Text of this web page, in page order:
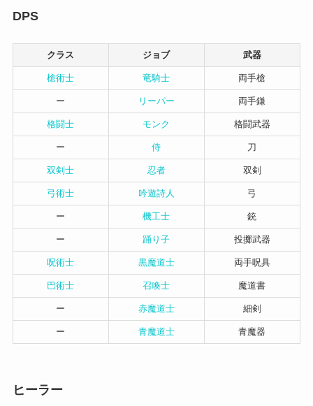
DPS
クラス ジョブ 武器
槍術士 竜騎士 両手槍
ー リーパー 両手鎌
格闘士 モンク 格闘武器
ー 侍 刀
双剣士 忍者 双剣
弓術士 吟遊詩人 弓
ー 機工士 銃
ー 踊り子 投擲武器
呪術士 黒魔道士 両手呪具
巴術士 召喚士 魔道書
ー 赤魔道士 細剣
ー 青魔道士 青魔器
ヒーラー